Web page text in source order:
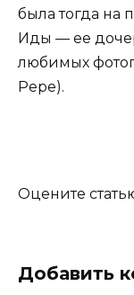
была тогда на
Иды — ее
любимых
Pepe).
Оцените
Добавить